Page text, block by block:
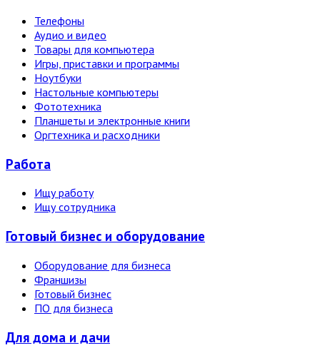
Телефоны
Аудио и видео
Товары для компьютера
Игры, приставки и программы
Ноутбуки
Настольные компьютеры
Фототехника
Планшеты и электронные книги
Оргтехника и расходники
Работа
Ищу работу
Ищу сотрудника
Готовый бизнес и оборудование
Оборудование для бизнеса
Франшизы
Готовый бизнес
ПО для бизнеса
Для дома и дачи